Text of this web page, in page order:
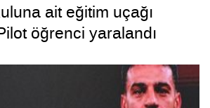
ait eğitim uçağı
öğrenci yaralandı